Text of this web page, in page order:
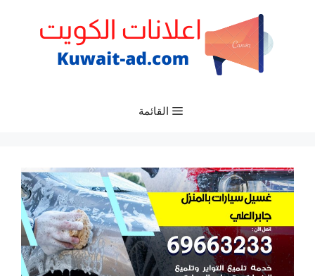
القائمة